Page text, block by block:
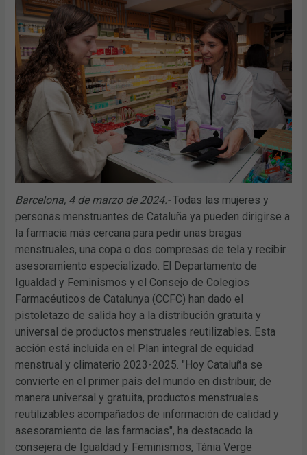
Barcelona, 4 de marzo de 2024.-Todas las mujeres y
personas menstruantes de Cataluña ya pueden dirigirse a
la farmacia más cercana para pedir unas bragas
menstruales, una copa o dos compresas de tela y recibir
asesoramiento especializado. El Departamento de
Igualdad y Feminismos y el Consejo de Colegios
Farmacéuticos de Catalunya (CCFC) han dado el
pistoletazo de salida hoy a la distribución gratuita y
universal de productos menstruales reutilizables. Esta
acción está incluida en el Plan integral de equidad
menstrual y climaterio 2023-2025. "Hoy Cataluña se
convierte en el primer país del mundo en distribuir, de
manera universal y gratuita, productos menstruales
reutilizables acompañados de información de calidad y
asesoramiento de las farmacias", ha destacado la
consejera de Igualdad y Feminismos, Tània Verge